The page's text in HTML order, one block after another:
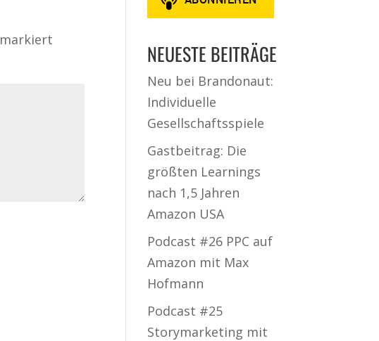
markiert
NEUESTE BEITRÄGE
Neu bei Brandonaut:
Individuelle
Gesellschaftsspiele
Gastbeitrag: Die
größten Learnings
nach 1,5 Jahren
Amazon USA
Podcast #26 PPC auf
Amazon mit Max
Hofmann
Podcast #25
Storymarketing mit